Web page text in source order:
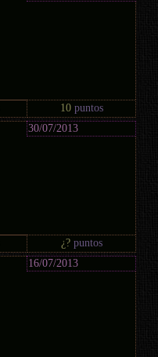
10puntos
30/07/2013
¿?puntos
16/07/2013